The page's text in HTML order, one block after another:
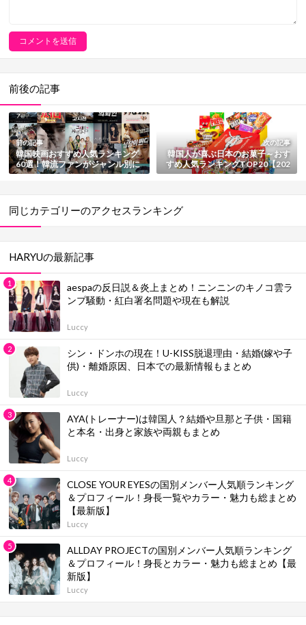
前後の記事
前の記事
韓国映画おすすめ人気ランキング
60選！韓流ファンがジャンル別に
紹介【2025最新版】
次の記事
韓国人が喜ぶ日本のお菓子～おす
すめ人気ランキングTOP20【202
5最新版】
同じカテゴリーのアクセスランキング
HARYUの最新記事
aespaの反日説＆炎上まとめ！ニンニンのキノコ雲ラ
ンプ騒動・紅白署名問題や現在も解説
Luccy
シン・ドンホの現在！U-KISS脱退理由・結婚(嫁や子
供)・離婚原因、日本での最新情報もまとめ
Luccy
AYA(トレーナー)は韓国人？結婚や旦那と子供・国籍
と本名・出身と家族や両親もまとめ
Luccy
CLOSE YOUR EYESの国別メンバー人気順ランキング
＆プロフィール！身長一覧やカラー・魅力も総まとめ
【最新版】
Luccy
ALLDAY PROJECTの国別メンバー人気順ランキング
＆プロフィール！身長とカラー・魅力も総まとめ【最
新版】
Luccy